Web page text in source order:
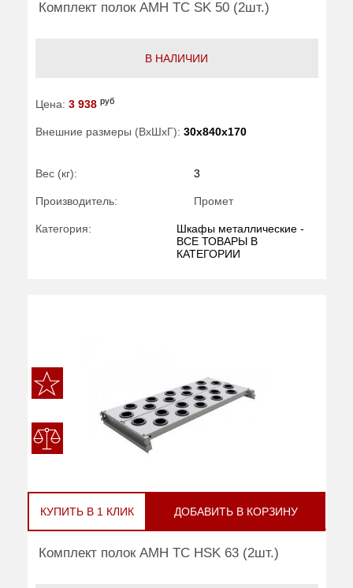
Комплект полок AMH TC SK 50 (2шт.)
В НАЛИЧИИ
Цена: 3 938 руб
Внешние размеры (ВхШхГ): 30x840x170
Вес (кг): 3
Производитель: Промет
Категория:
Шкафы металлические -
ВСЕ ТОВАРЫ В
КАТЕГОРИИ
КУПИТЬ В 1 КЛИК ДОБАВИТЬ В КОРЗИНУ
Комплект полок AMH TC HSK 63 (2шт.)